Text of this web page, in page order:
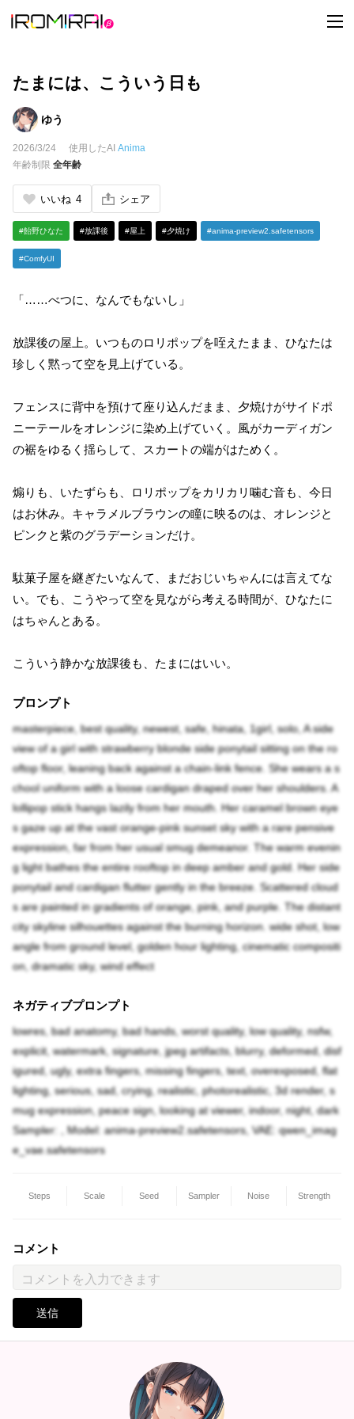
t
o
たまには、こういう日も
ゆう
2026/3/24 使用したAI Anima
年齢制限 全年齢
いいね 4 シェア
#飴野ひなた #放課後 #屋上 #夕焼け #anima-preview2.safetensors
#ComfyUI
「……べつに、なんでもないし」
放課後の屋上。いつものロリポップを咥えたまま、ひなたは
珍しく黙って空を見上げている。
フェンスに背中を預けて座り込んだまま、夕焼けがサイドポ
ニーテールをオレンジに染め上げていく。風がカーディガン
の裾をゆるく揺らして、スカートの端がはためく。
煽りも、いたずらも、ロリポップをカリカリ噛む音も、今日
はお休み。キャラメルブラウンの瞳に映るのは、オレンジと
ピンクと紫のグラデーションだけ。
駄菓子屋を継ぎたいなんて、まだおじいちゃんには言えてな
い。でも、こうやって空を見ながら考える時間が、ひなたに
はちゃんとある。
こういう静かな放課後も、たまにはいい。
プロンプト
masterpiece, best quality, newest, safe, hinata, 1girl, solo, A side
view of a girl with strawberry blonde side ponytail sitting on the ro
oftop floor, leaning back against a chain-link fence. She wears a s
chool uniform with a loose cardigan draped over her shoulders. A
lollipop stick hangs lazily from her mouth. Her caramel brown eye
s gaze up at the vast orange-pink sunset sky with a rare pensive
expression, far from her usual smug demeanor. The warm evenin
g light bathes the entire rooftop in deep amber and gold. Her side
ponytail and cardigan flutter gently in the breeze. Scattered cloud
s are painted in gradients of orange, pink, and purple. The distant
city skyline silhouettes against the burning horizon. wide shot, low
angle from ground level, golden hour lighting, cinematic compositi
on, dramatic sky, wind effect
ネガティブプロンプト
lowres, bad anatomy, bad hands, worst quality, low quality, nsfw,
explicit, watermark, signature, jpeg artifacts, blurry, deformed, disf
igured, ugly, extra fingers, missing fingers, text, overexposed, flat
lighting, serious, sad, crying, realistic, photorealistic, 3d render, s
mug expression, peace sign, looking at viewer, indoor, night, dark
Sampler: , Model: anima-preview2.safetensors, VAE: qwen_imag
e_vae.safetensors
Steps Scale Seed Sampler Noise Strength
コメント
送信